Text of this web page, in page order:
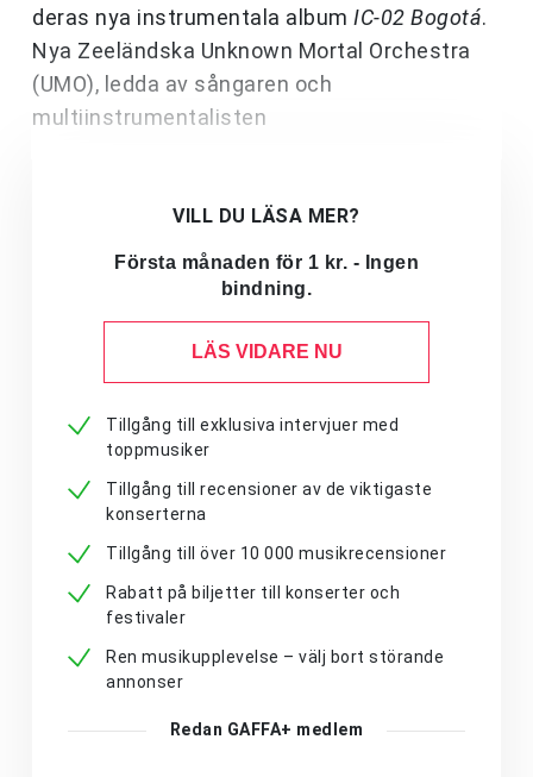
deras nya instrumentala album IC-02 Bogotá.
Nya Zeeländska Unknown Mortal Orchestra
(UMO), ledda av sångaren och
multiinstrumentalisten
VILL DU LÄSA MER?
Första månaden för 1 kr. - Ingen
bindning.
LÄS VIDARE NU
Tillgång till exklusiva intervjuer med
toppmusiker
Tillgång till recensioner av de viktigaste
konserterna
Tillgång till över 10 000 musikrecensioner
Rabatt på biljetter till konserter och
festivaler
Ren musikupplevelse – välj bort störande
annonser
Redan GAFFA+ medlem